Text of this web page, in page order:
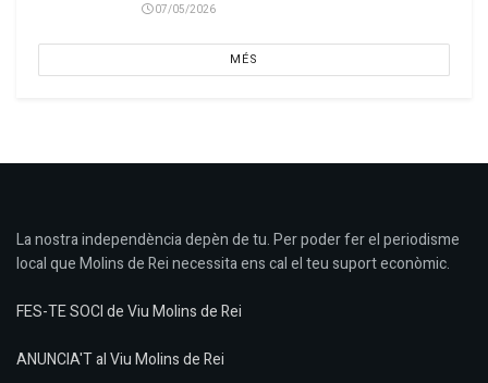
07/05/2026
MÉS
La nostra independència depèn de tu. Per poder fer el periodisme
local que Molins de Rei necessita ens cal el teu suport econòmic.
FES-TE SOCI de Viu Molins de Rei
ANUNCIA'T al Viu Molins de Rei